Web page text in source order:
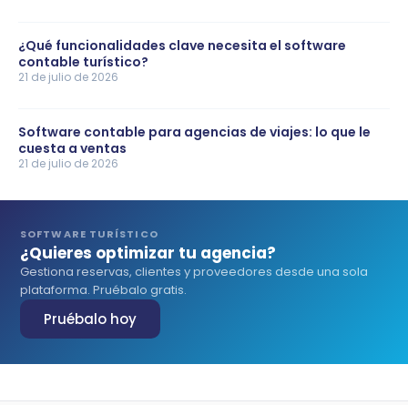
¿Qué funcionalidades clave necesita el software
contable turístico?
21 de julio de 2026
Software contable para agencias de viajes: lo que le
cuesta a ventas
21 de julio de 2026
SOFTWARE TURÍSTICO
¿Quieres optimizar tu agencia?
Gestiona reservas, clientes y proveedores desde una sola
plataforma. Pruébalo gratis.
Pruébalo hoy